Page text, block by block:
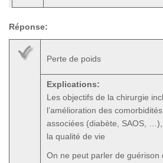
Réponse:
Perte de poids
Explications:
Les objectifs de la chirurgie
l’amélioration des
associées (diabète, SAOS,
la qualité de vie
On ne peut parler de guérison